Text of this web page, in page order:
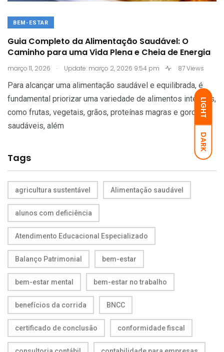
LIGHT
DARK
BEM-ESTAR
Guia Completo da Alimentação Saudável: O
Caminho para uma Vida Plena e Cheia de Energia
março 11, 2026 . Update: março 2, 2026 9:54 pm 87 Views
Para alcançar uma alimentação saudável e equilibrada, é
fundamental priorizar uma variedade de alimentos integrais,
como frutas, vegetais, grãos, proteínas magras e gorduras
saudáveis, além
Tags
agricultura sustentável Alimentação saudável
alunos com deficiência
Atendimento Educacional Especializado
Balanço Patrimonial bem-estar
bem-estar mental bem-estar no trabalho
benefícios da corrida BNCC
certificado de conclusão conformidade fiscal